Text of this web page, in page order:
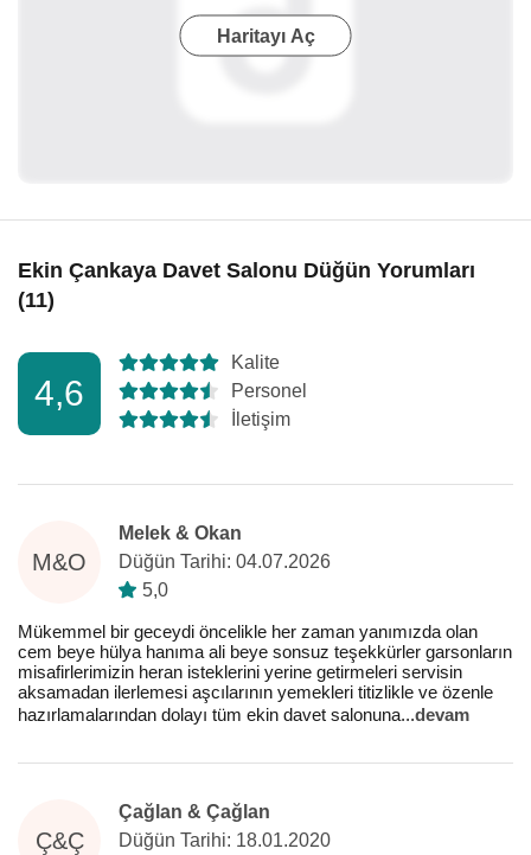
Haritayı Aç
Ekin Çankaya Davet Salonu Düğün Yorumları
(11)
4,6
Kalite
Personel
İletişim
M&O
Melek & Okan
Düğün Tarihi: 04.07.2026
5,0
Mükemmel bir geceydi öncelikle her zaman yanımızda olan
cem beye hülya hanıma ali beye sonsuz teşekkürler garsonların
misafirlerimizin heran isteklerini yerine getirmeleri servisin
aksamadan ilerlemesi aşcılarının yemekleri titizlikle ve özenle
hazırlamalarından dolayı tüm ekin davet salonuna...devam
Ç&Ç
Çağlan & Çağlan
Düğün Tarihi: 18.01.2020